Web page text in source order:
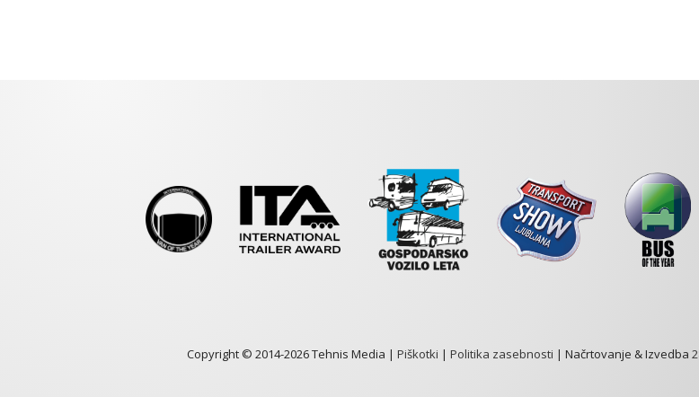
Copyright © 2014-2026 Tehnis Media | Piškotki | Politika zasebnosti | Načrtovanje & Izvedba